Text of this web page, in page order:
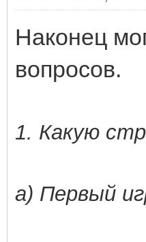
Наконец
вопросов.
1. Какую
а) Первый